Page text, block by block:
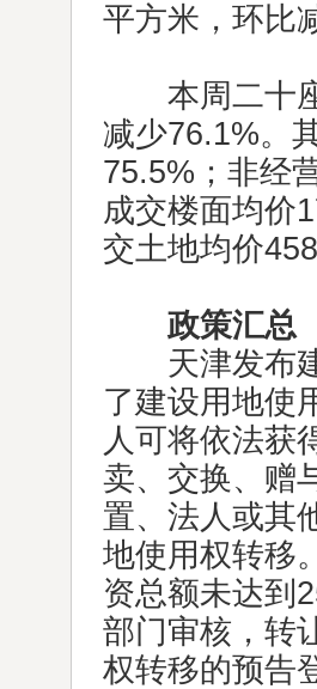
平方米，环比
本周二十座
减少76.1%。
75.5%；非经
成交楼面均价
交土地均价
政策汇总
天津发布建
了建设用地使
人可将依法获
卖、交换、赠
置、法人或其
地使用权转移
资总额未达到
部门审核，转
权转移的预告